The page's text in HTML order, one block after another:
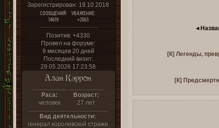
Зарегистрирован: 19.10.2018
СООБЩЕНИЙ:
14619
УВАЖЕНИЕ:
+2863
Позитив: +4330
Провел на форуме:
9 месяцев 20 дней
Последний визит:
29.05.2026 17:23:58
Алан Кэррон
Раса:
человек
Возраст:
27 лет
Вид деятельности:
генерал королевской стражи
◂
[К] Легенды,
[К]